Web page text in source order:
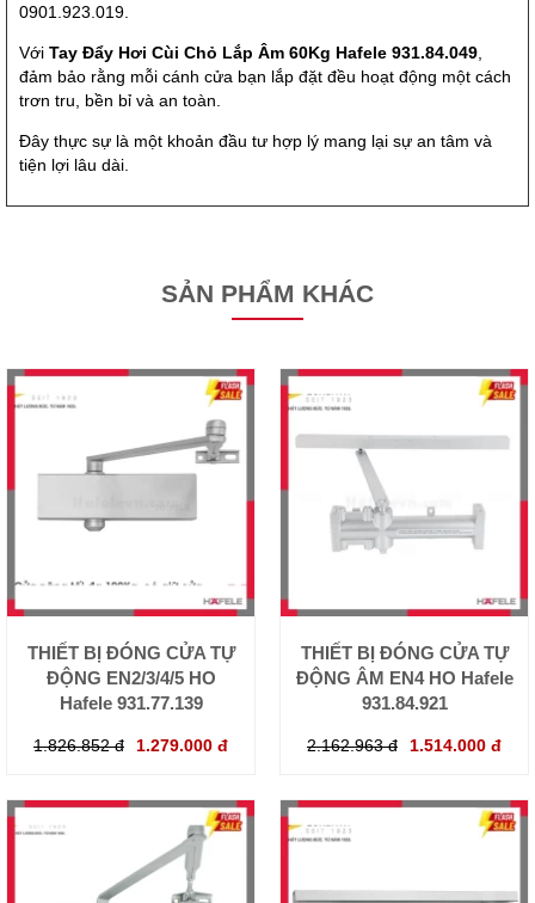
0901.923.019.
Với Tay Đẩy Hơi Cùi Chỏ Lắp Âm 60Kg Hafele 931.84.049
đảm bảo rằng mỗi cánh cửa bạn lắp đặt đều hoạt động một cách
trơn tru, bền bỉ và an toàn.
Đây thực sự là một khoản đầu tư hợp lý mang lại sự an tâm và
tiện lợi lâu dài.
SẢN PHẨM KHÁC
THIẾT BỊ ĐÓNG CỬA TỰ
ĐỘNG EN2/3/4/5 HO
Hafele 931.77.139
1.826.852 đ 1.279.000 đ
THIẾT BỊ ĐÓNG CỬA TỰ
ĐỘNG ÂM EN4 HO Hafele
931.84.921
2.162.963 đ 1.514.000 đ